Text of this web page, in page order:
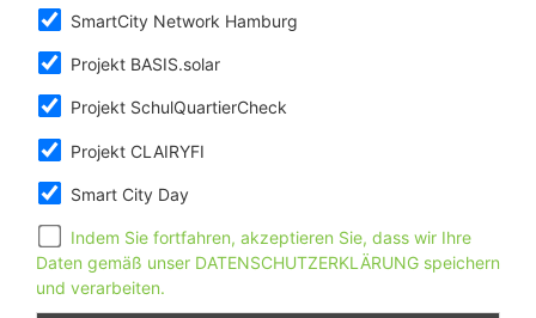
SmartCity Network Hamburg
Projekt BASIS.solar
Projekt SchulQuartierCheck
Projekt CLAIRYFI
Smart City Day
Indem Sie fortfahren, akzeptieren Sie, dass wir Ihre
Daten gemäß unser DATENSCHUTZERKLÄRUNG speichern
und verarbeiten.